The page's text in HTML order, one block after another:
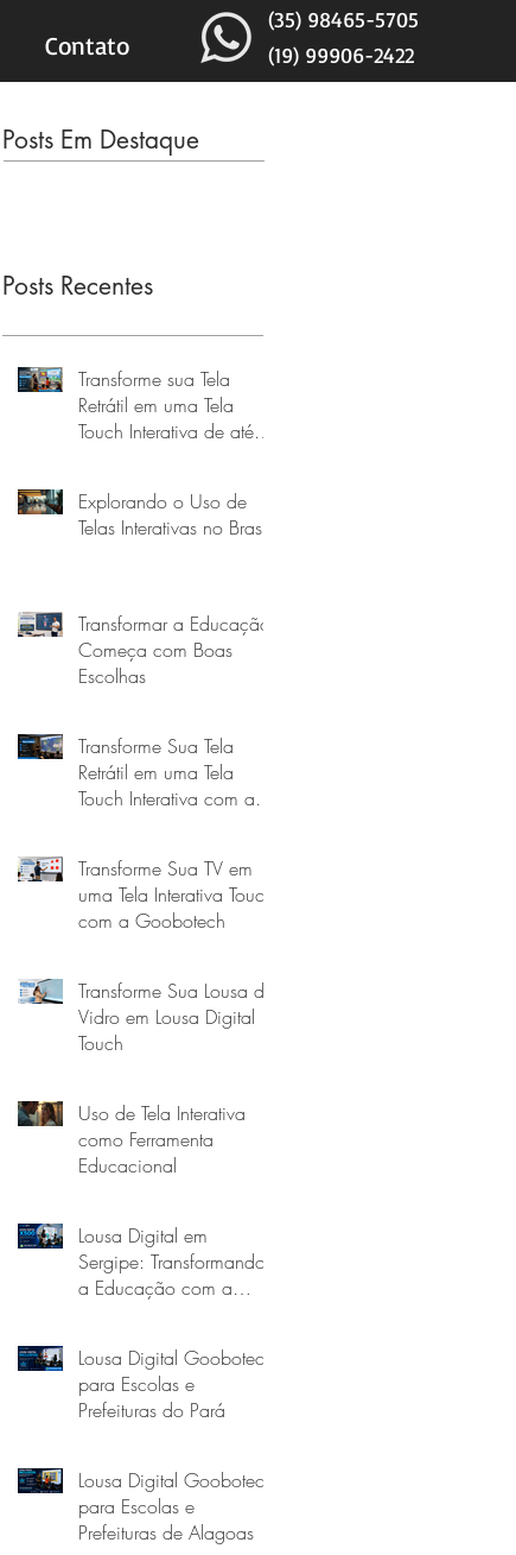
Contato
(35) 98465-5705
(19) 99906-2422
Posts Em Destaque
Posts Recentes
Transforme sua Tela
Retrátil em uma Tela
Touch Interativa de até
Explorando o Uso de
Telas Interativas no Brasil
Transformar a Educação
Começa com Boas
Escolhas
Transforme Sua Tela
Retrátil em uma Tela
Touch Interativa com a
Transforme Sua TV em
uma Tela Interativa Touch
com a Goobotech
Transforme Sua Lousa de
Vidro em Lousa Digital
Touch
Uso de Tela Interativa
como Ferramenta
Educacional
Lousa Digital em
Sergipe: Transformando
a Educação com a
Lousa Digital Goobotech
para Escolas e
Prefeituras do Pará
Lousa Digital Goobotech
para Escolas e
Prefeituras de Alagoas